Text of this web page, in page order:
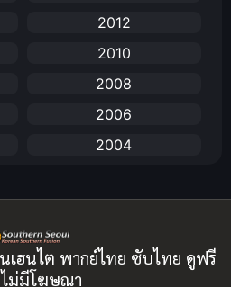
2012
2010
2008
2006
2004
2000
1996
เฮนไต พากย์ไทย ซับไทย ดูฟรี
ม่มีโฆษณา